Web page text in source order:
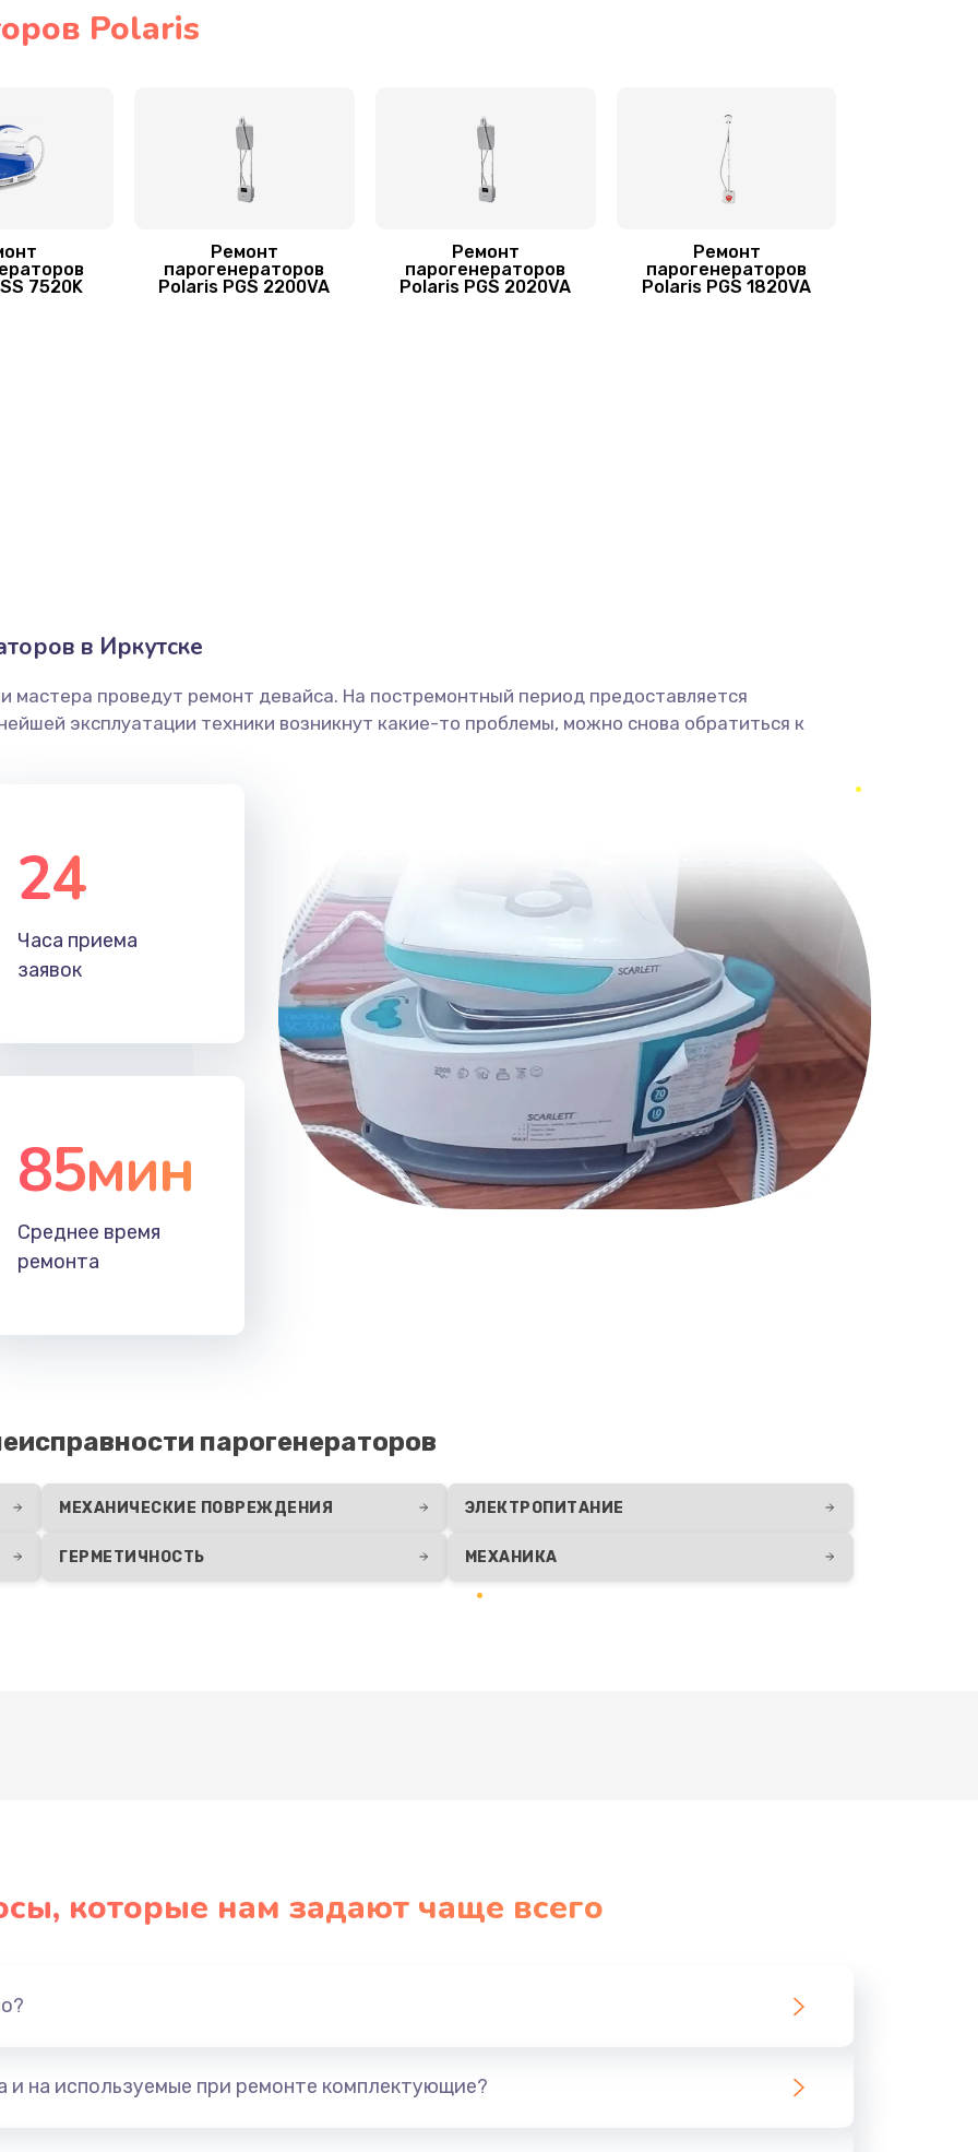
20 мин Заказать
30 мин Заказать
50 мин 2 года 550 руб. Заказать
Polaris
7520K
Ремонт
парогенераторов
Polaris PGS 2200VA
Ремонт
парогенераторов
Polaris PGS 2020VA
Ремонт
парогенераторов
Polaris PGS 1820VA
в Иркутске
мастера проведут ремонт девайса. На постремонтный период предоставляется
эксплуатации техники возникнут какие-то проблемы, можно снова обратиться к
24
Часа приема
заявок
85мин
Среднее время
ремонта
парогенераторов
МЕХАНИЧЕСКИЕ ПОВРЕЖДЕНИЯ ЭЛЕКТРОПИТАНИЕ
ГЕРМЕТИЧНОСТЬ МЕХАНИКА
которые нам задают чаще всего
и на используемые при ремонте комплектующие?